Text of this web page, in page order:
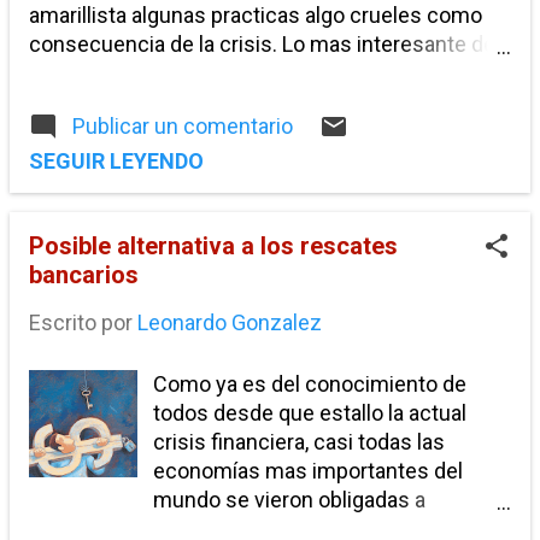
crisis. En lugar de corregir la
incapacidad de reaccionar de estas
vuelven a dar las mismas
circunstancias que generaron la
crisis puede volver a ocurrir lo
medidas que obliguen a estas
les otorgaron nuevas facultades. 3.-
amarillista algunas practicas algo crueles como
consecuencia de la crisis. Lo mas interesante de
excesiva desregulacion financiera que se dio en
Wall Street, así como la falta de acción por parte
del gobierno y otras autoridades reguladoras de
Publicar un comentario
SEGUIR LEYENDO
Posible alternativa a los rescates
bancarios
Escrito por Leonardo Gonzalez
Como ya es del conocimiento de
todos desde que estallo la actual
crisis financiera, casi todas las
economías mas importantes del
mundo se vieron obligadas a